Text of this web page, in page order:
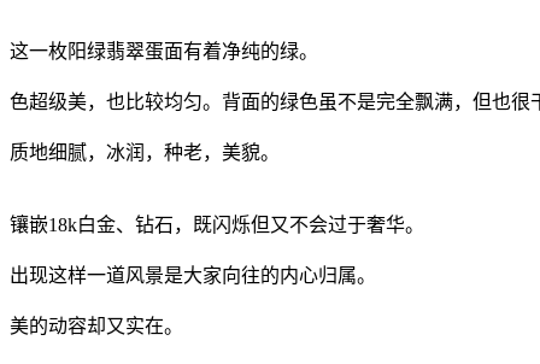
这一枚阳绿翡翠蛋面有着净纯的绿。
色超级美，也比较均匀。背面的绿色虽不是完全飘满，但也很
质地细腻，冰润，种老，美貌。
镶嵌18k白金、钻石，既闪烁但又不会过于奢华。
出现这样一道风景是大家向往的内心归属。
美的动容却又实在。